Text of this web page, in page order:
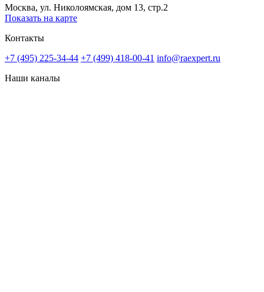
Москва, ул. Николоямская, дом 13, стр.2
Показать на карте
Контакты
+7 (495) 225-34-44 +7 (499) 418-00-41 info@raexpert.ru
Наши каналы